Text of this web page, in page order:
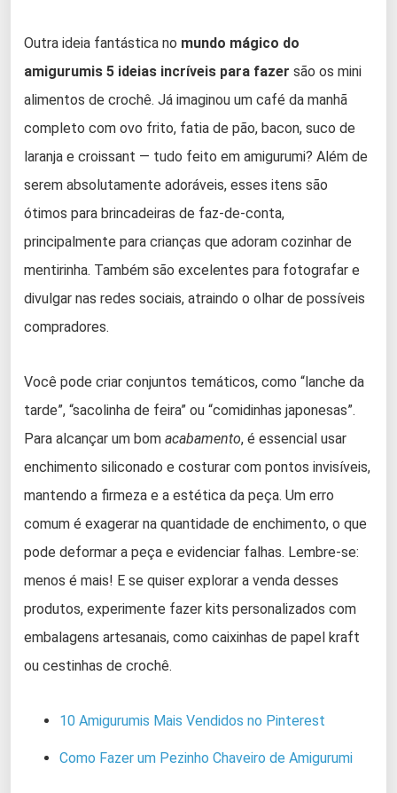
Outra ideia fantástica no mundo mágico do
amigurumis 5 ideias incríveis para fazer são os mini
alimentos de crochê. Já imaginou um café da manhã
completo com ovo frito, fatia de pão, bacon, suco de
laranja e croissant — tudo feito em amigurumi? Além de
serem absolutamente adoráveis, esses itens são
ótimos para brincadeiras de faz-de-conta,
principalmente para crianças que adoram cozinhar de
mentirinha. Também são excelentes para fotografar e
divulgar nas redes sociais, atraindo o olhar de possíveis
compradores.
Você pode criar conjuntos temáticos, como “lanche da
tarde”, “sacolinha de feira” ou “comidinhas japonesas”.
Para alcançar um bom acabamento, é essencial usar
enchimento siliconado e costurar com pontos invisíveis,
mantendo a firmeza e a estética da peça. Um erro
comum é exagerar na quantidade de enchimento, o que
pode deformar a peça e evidenciar falhas. Lembre-se:
menos é mais! E se quiser explorar a venda desses
produtos, experimente fazer kits personalizados com
embalagens artesanais, como caixinhas de papel kraft
ou cestinhas de crochê.
10 Amigurumis Mais Vendidos no Pinterest
Como Fazer um Pezinho Chaveiro de Amigurumi